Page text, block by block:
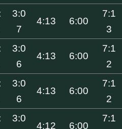
3:0
7
4:13 6:00
7:1
3
3:0
6
4:13 6:00
7:1
2
3:0
6
4:13 6:00
7:1
2
3:0
4:12 6:00
7:1